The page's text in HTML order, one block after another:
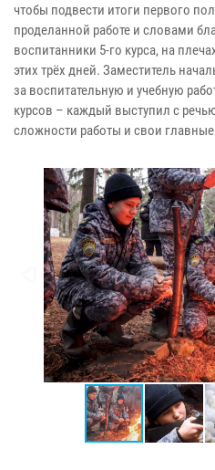
чтобы подвести итоги первого
проделанной работе и словами
воспитанники 5-го курса, на
этих трёх дней. Заместитель
за воспитательную и учебную
курсов – каждый выступил с
сложности работы и свои